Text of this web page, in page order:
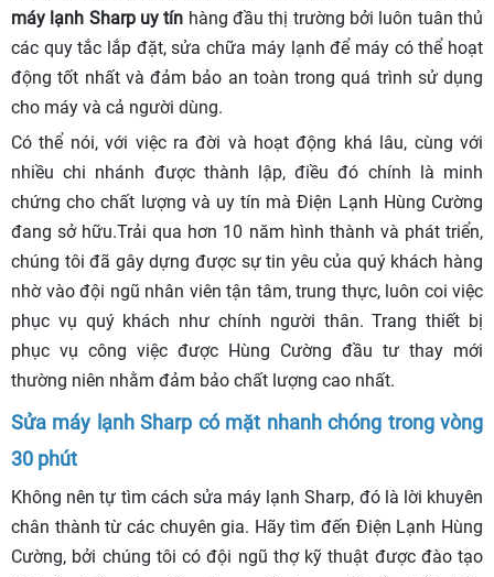
máy lạnh Sharp uy tín hàng đầu thị trường bởi luôn tuân thủ
các quy tắc lắp đặt, sửa chữa máy lạnh để máy có thể hoạt
động tốt nhất và đảm bảo an toàn trong quá trình sử dụng
cho máy và cả người dùng.
Có thể nói, với việc ra đời và hoạt động khá lâu, cùng với
nhiều chi nhánh được thành lập, điều đó chính là minh
chứng cho chất lượng và uy tín mà Điện Lạnh Hùng Cường
đang sở hữu.Trải qua hơn 10 năm hình thành và phát triển,
chúng tôi đã gây dựng được sự tin yêu của quý khách hàng
nhờ vào đội ngũ nhân viên tận tâm, trung thực, luôn coi việc
phục vụ quý khách như chính người thân. Trang thiết bị
phục vụ công việc được Hùng Cường đầu tư thay mới
thường niên nhằm đảm bảo chất lượng cao nhất.
Sửa máy lạnh Sharp có mặt nhanh chóng trong vòng
30 phút
Không nên tự tìm cách sửa máy lạnh Sharp, đó là lời khuyên
chân thành từ các chuyên gia. Hãy tìm đến Điện Lạnh Hùng
Cường, bởi chúng tôi có đội ngũ thợ kỹ thuật được đào tạo